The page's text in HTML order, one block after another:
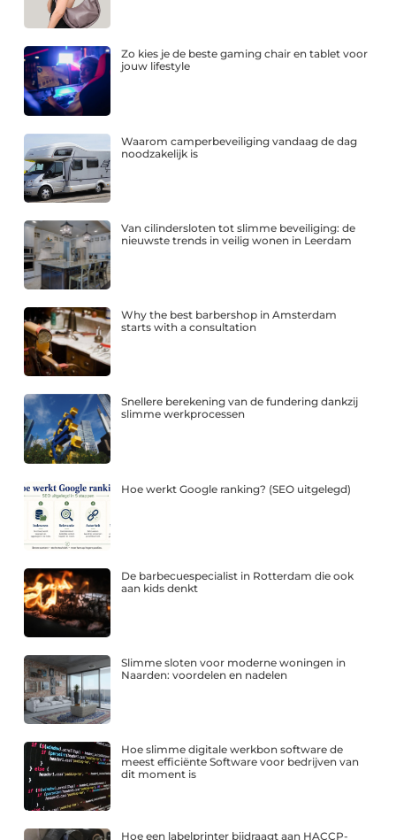
Zo kies je de beste gaming chair en tablet voor
jouw lifestyle
Waarom camperbeveiliging vandaag de dag
noodzakelijk is
Van cilindersloten tot slimme beveiliging: de
nieuwste trends in veilig wonen in Leerdam
Why the best barbershop in Amsterdam
starts with a consultation
Snellere berekening van de fundering dankzij
slimme werkprocessen
Hoe werkt Google ranking? (SEO uitgelegd)
De barbecuespecialist in Rotterdam die ook
aan kids denkt
Slimme sloten voor moderne woningen in
Naarden: voordelen en nadelen
Hoe slimme digitale werkbon software de
meest efficiënte Software voor bedrijven van
dit moment is
Hoe een labelprinter bijdraagt aan HACCP-